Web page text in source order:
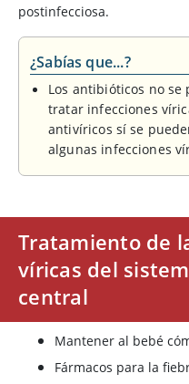
postinfecciosa.
¿Sabías que...?
Los antibióticos no
tratar infecciones
antivíricos sí se
algunas infecciones
Tratamiento de
víricas del
central
Mantener al bebé
Fármacos para la